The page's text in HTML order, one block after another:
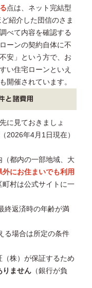
点は、ネット完結型
紹介した団信のさま
べて内容を確認する
ーンの契約自体に不
安」という方で、お
い住宅ローンといえ
開催されています。
と諸費用
に見ておきましょ
2026年4月1日現在）
都内の一部地域、大
外にお住まいでも利用
町村は公式サイトに一
返済時の年齢が満
場合は所定の条件
株）が保証するため
りません （銀行が負